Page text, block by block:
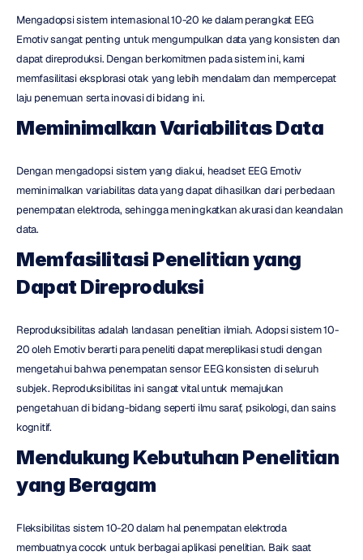
Mengadopsi sistem internasional 10-20 ke dalam perangkat EEG
Emotiv sangat penting untuk mengumpulkan data yang konsisten dan
dapat direproduksi. Dengan berkomitmen pada sistem ini, kami
memfasilitasi eksplorasi otak yang lebih mendalam dan mempercepat
laju penemuan serta inovasi di bidang ini.
Meminimalkan Variabilitas Data
Dengan mengadopsi sistem yang diakui, headset EEG Emotiv
meminimalkan variabilitas data yang dapat dihasilkan dari perbedaan
penempatan elektroda, sehingga meningkatkan akurasi dan keandalan
data.
Memfasilitasi Penelitian yang
Dapat Direproduksi
Reproduksibilitas adalah landasan penelitian ilmiah. Adopsi sistem 10-
20 oleh Emotiv berarti para peneliti dapat mereplikasi studi dengan
mengetahui bahwa penempatan sensor EEG konsisten di seluruh
subjek. Reproduksibilitas ini sangat vital untuk memajukan
pengetahuan di bidang-bidang seperti ilmu saraf, psikologi, dan sains
kognitif.
Mendukung Kebutuhan Penelitian
yang Beragam
Fleksibilitas sistem 10-20 dalam hal penempatan elektroda
membuatnya cocok untuk berbagai aplikasi penelitian. Baik saat